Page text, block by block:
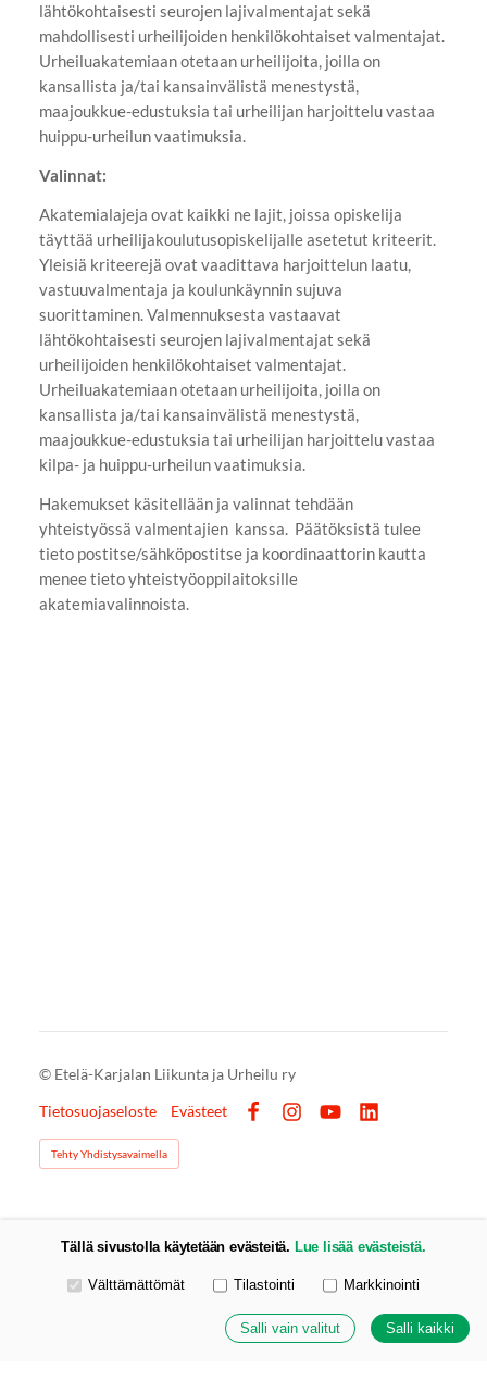
lähtökohtaisesti seurojen lajivalmentajat sekä
mahdollisesti urheilijoiden henkilökohtaiset valmentajat.
Urheiluakatemiaan otetaan urheilijoita, joilla on
kansallista ja/tai kansainvälistä menestystä,
maajoukkue-edustuksia tai urheilijan harjoittelu vastaa
huippu-urheilun vaatimuksia.
Valinnat:
Akatemialajeja ovat kaikki ne lajit, joissa opiskelija
täyttää urheilijakoulutusopiskelijalle asetetut kriteerit.
Yleisiä kriteerejä ovat vaadittava harjoittelun laatu,
vastuuvalmentaja ja koulunkäynnin sujuva
suorittaminen. Valmennuksesta vastaavat
lähtökohtaisesti seurojen lajivalmentajat sekä
urheilijoiden henkilökohtaiset valmentajat.
Urheiluakatemiaan otetaan urheilijoita, joilla on
kansallista ja/tai kansainvälistä menestystä,
maajoukkue-edustuksia tai urheilijan harjoittelu vastaa
kilpa- ja huippu-urheilun vaatimuksia.
Hakemukset käsitellään ja valinnat tehdään
yhteistyössä valmentajien kanssa. Päätöksistä tulee
tieto postitse/sähköpostitse ja koordinaattorin kautta
menee tieto yhteistyöoppilaitoksille
akatemiavalinnoista.
© Etelä-Karjalan Liikunta ja Urheilu ry
Tietosuojaseloste
Evästeet
Tehty Yhdistysavaimella
Tällä sivustolla käytetään evästeitä. Lue lisää evästeistä.
Valitse käytettävät evästeet
Välttämättömät Tilastointi Markkinointi
Salli vain valitut Salli kaikki